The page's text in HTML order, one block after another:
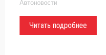
Автоновости
Читать подробнее